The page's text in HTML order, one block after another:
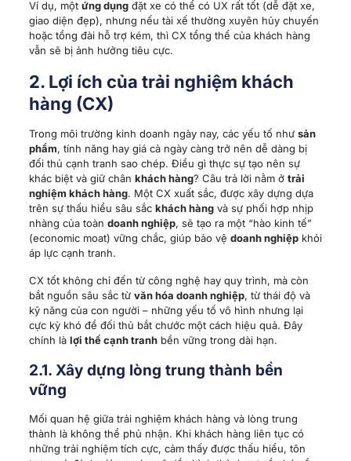
Ví dụ, một ứng dụngđặt xe có thể có UX rất tốt (dễ đặt xe,
giao diện đẹp), nhưng nếu tài xế thường xuyên hủy chuyến
hoặc tổng đài hỗ trợ kém, thì CX tổng thể của khách hàng
vẫn sẽ bị ảnh hưởng tiêu cực.
2. Lợi ích của trải nghiệm khách
hàng (CX)
Trong môi trường kinh doanh ngày nay, các yếu tố như sản
phẩm, tính năng hay giá cả ngày càng trở nên dễ dàng bị
đối thủ cạnh tranh sao chép. Điều gì thực sự tạo nên sự
khác biệt và giữ chân khách hàng? Câu trả lời nằm ở trải
nghiệm khách hàng. Một CX xuất sắc, được xây dựng dựa
trên sự thấu hiểu sâu sắc khách hàngvà sự phối hợp nhịp
nhàng của toàn doanh nghiệp, sẽ tạo ra một “hào kinh tế”
(economic moat) vững chắc, giúp bảo vệ doanh nghiệpkhỏi
áp lực cạnh tranh.
CX tốt không chỉ đến từ công nghệ hay quy trình, mà còn
bắt nguồn sâu sắc từ văn hóa doanh nghiệp, từ thái độ và
kỹ năng của con người – những yếu tố vô hình nhưng lại
cực kỳ khó để đối thủ bắt chước một cách hiệu quả. Đây
chính là lợi thế cạnh tranhbền vững trong dài hạn.
2.1. Xây dựng lòng trung thành bền
vững
Mối quan hệ giữa trải nghiệm khách hàng và lòng trung
thành là không thể phủ nhận. Khi khách hàng liên tục có
những trải nghiệm tích cực, cảm thấy được thấu hiểu, tôn